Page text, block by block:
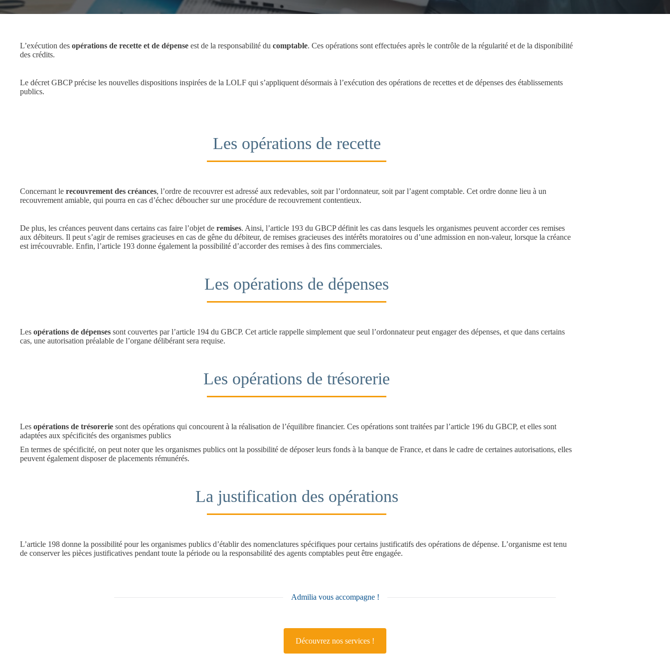
L’exécution des opérations de recette et de dépense est de la responsabilité du comptable. Ces opérations sont effectuées après le contrôle de la régularité et de la disponibilité
des crédits.
Le décret GBCP précise les nouvelles dispositions inspirées de la LOLF qui s’appliquent désormais à l’exécution des opérations de recettes et de dépenses des établissements
publics.
Les opérations de recette
Concernant le recouvrement des créances, l’ordre de recouvrer est adressé aux redevables, soit par l’ordonnateur, soit par l’agent comptable. Cet ordre donne lieu à un
recouvrement amiable, qui pourra en cas d’échec déboucher sur une procédure de recouvrement contentieux.
De plus, les créances peuvent dans certains cas faire l’objet de remises. Ainsi, l’article 193 du GBCP définit les cas dans lesquels les organismes peuvent accorder ces remises
aux débiteurs. Il peut s’agir de remises gracieuses en cas de gêne du débiteur, de remises gracieuses des intérêts moratoires ou d’une admission en non-valeur, lorsque la créance
est irrécouvrable. Enfin, l’article 193 donne également la possibilité d’accorder des remises à des fins commerciales.
Les opérations de dépenses
Les opérations de dépenses sont couvertes par l’article 194 du GBCP. Cet article rappelle simplement que seul l’ordonnateur peut engager des dépenses, et que dans certains
cas, une autorisation préalable de l’organe délibérant sera requise.
Les opérations de trésorerie
Les opérations de trésorerie sont des opérations qui concourent à la réalisation de l’équilibre financier. Ces opérations sont traitées par l’article 196 du GBCP, et elles sont
adaptées aux spécificités des organismes publics
En termes de spécificité, on peut noter que les organismes publics ont la possibilité de déposer leurs fonds à la banque de France, et dans le cadre de certaines autorisations, elles
peuvent également disposer de placements rémunérés.
La justification des opérations
L’article 198 donne la possibilité pour les organismes publics d’établir des nomenclatures spécifiques pour certains justificatifs des opérations de dépense. L’organisme est tenu
de conserver les pièces justificatives pendant toute la période ou la responsabilité des agents comptables peut être engagée.
Admilia vous accompagne !
Découvrez nos services !